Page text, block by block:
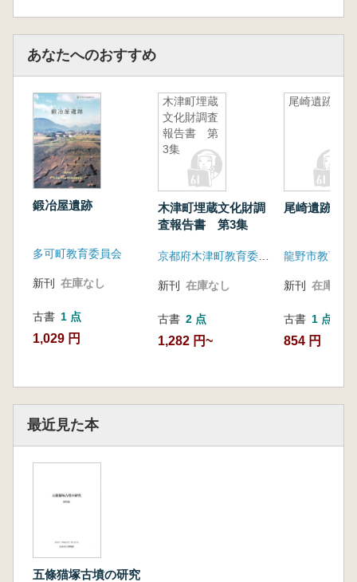
あなたへのおすすめ
鍛冶屋遺跡
多可町教育委員会
新刊 在庫なし
古書 1 点
1,029 円
木津町埋蔵
文化財調査
報告書 第
3集
木津町埋蔵文化財調
査報告書 第3集
新刊 在庫なし
古書 2 点
1,282 円~
尾崎遺跡
尾崎遺跡
龍野市教育委
新刊 在庫なし
古書 1 点
854 円
最近見た本
五條猫塚古墳の研究